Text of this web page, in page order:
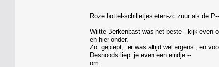
Roze bottel-schilletjes eten-zo zuur als de
Wiitte Berkenbast was het beste---kijk even
en hier onder.
Zo gepiept, er was altijd wel ergens , en
Desnoods liep je even een eindje --
om